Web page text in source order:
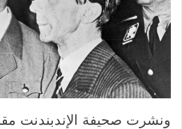
ونشرت صحيفة الإندبندنت